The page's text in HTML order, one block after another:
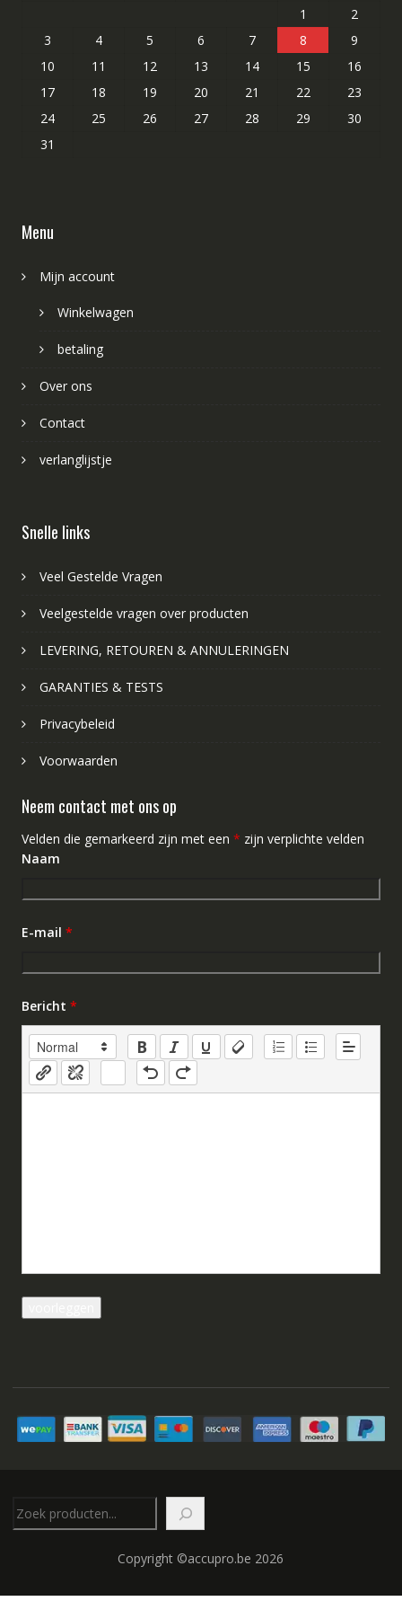
1
2
3
4 5 6 7 8
9
10
11 12 13 14 15
16
17
18 19 20 21 22
23
24
25 26 27 28 29
30
31
Menu
Mijn account
Winkelwagen
betaling
Over ons
Contact
verlanglijstje
Snelle links
Veel Gestelde Vragen
Veelgestelde vragen over producten
LEVERING, RETOUREN & ANNULERINGEN
GARANTIES & TESTS
Privacybeleid
Voorwaarden
Neem contact met ons op
Velden die gemarkeerd zijn met een * zijn verplichte velden
Naam
E-mail *
Bericht *
Copyright ©accupro.be 2026